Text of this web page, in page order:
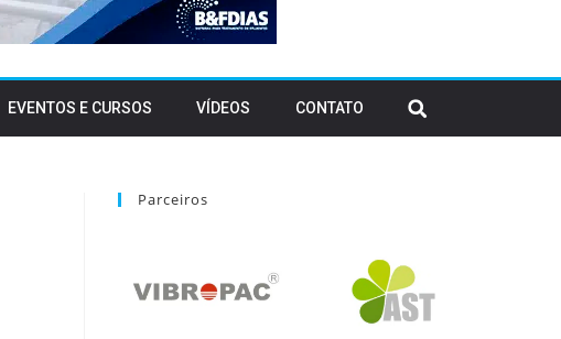
EVENTOS E CURSOS VÍDEOS CONTATO
Parceiros